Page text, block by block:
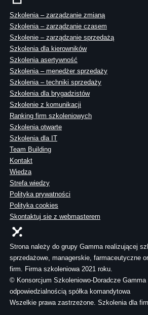
Szkolenia – zarządzanie zmianą
Szkolenia – zarządzanie czasem
Szkolenie – zarządzanie sprzedażą
Szkolenia dla kierowników
Szkolenia asertywność
Szkolenia – menedżer sprzedaży
Szkolenia – techniki sprzedaży
Szkolenia dla brygadzistów
Szkolenie z komunikacji
Ranking firm szkoleniowych
Szkolenia otwarte
Szkolenia dla IT
Team Building
Kontakt
Wiedza
Strefa wiedzy
Polityka prywatności
Polityka cookies
Skontaktuj sie z webmasterem
Strona należy do grupy Gamma realizującej
sprzedażowe, managerskie, farmaceutyczne
firm. Firma szkoleniowa 2021 roku.
© Konsorcjum Szkoleniowo-Doradcze Gamma
odpowiedzialnością spółka komandytowa
Wszelkie prawa zastrzeżone. Szkolenia dla